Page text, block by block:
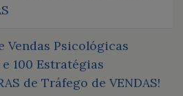
Vendas Psicológicas
100 Estratégias
de Tráfego de VENDAS!